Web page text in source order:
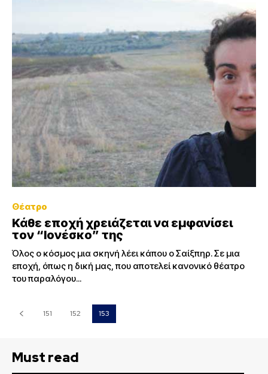
Θέατρο
Κάθε εποχή χρειάζεται να εμφανίσει
τον “Ιονέσκο” της
Όλος ο κόσμος μια σκηνή λέει κάπου ο Σαίξπηρ. Σε μια
εποχή, όπως η δική μας, που αποτελεί κανονικό θέατρο
του παραλόγου...
151 152 153
Must read